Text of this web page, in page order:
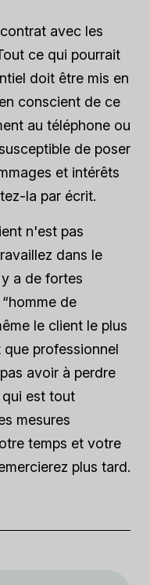
avec les
ce qui pourrait
doit être mis en
conscient de ce
au téléphone ou
de poser
et intérêts
la par écrit.
n'est pas
dans le
a de fortes
de
le client le plus
professionnel
avoir à perdre
est tout
mesures
temps et votre
plus tard.